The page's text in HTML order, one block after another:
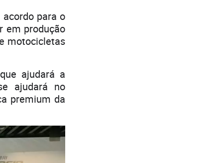
para o
em produção
motocicletas
ajudará a
ajudará no
premium da